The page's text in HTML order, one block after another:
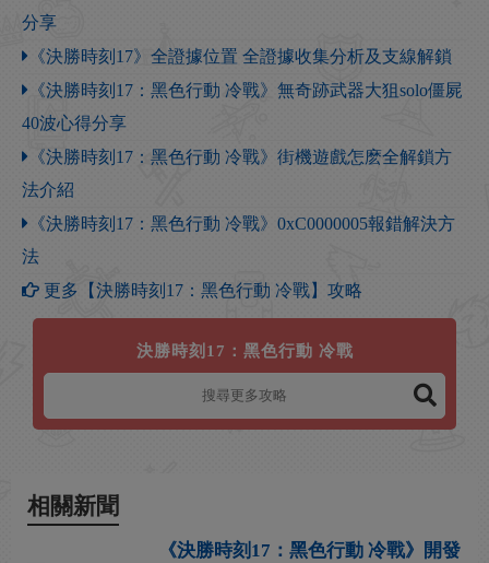
分享
《決勝時刻17》全證據位置 全證據收集分析及支線解鎖
《決勝時刻17：黑色行動 冷戰》無奇跡武器大狙solo僵屍
40波心得分享
《決勝時刻17：黑色行動 冷戰》街機遊戲怎麽全解鎖方
法介紹
《決勝時刻17：黑色行動 冷戰》0xC0000005報錯解決方
法
更多【決勝時刻17：黑色行動 冷戰】攻略
決勝時刻17：黑色行動 冷戰
相關新聞
《決勝時刻17：黑色行動 冷戰》開發